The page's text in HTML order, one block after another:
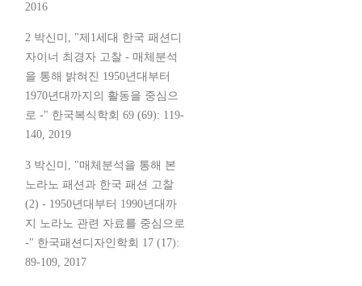
2016
2 박신미, "제1세대 한국 패션디
자이너 최경자 고찰 - 매체분석
을 통해 밝혀진 1950년대부터
1970년대까지의 활동을 중심으
로 -" 한국복식학회 69 (69): 119-
140, 2019
3 박신미, "매체분석을 통해 본
노라노 패션과 한국 패션 고찰
(2) - 1950년대부터 1990년대까
지 노라노 관련 자료를 중심으로
-" 한국패션디자인학회 17 (17):
89-109, 2017